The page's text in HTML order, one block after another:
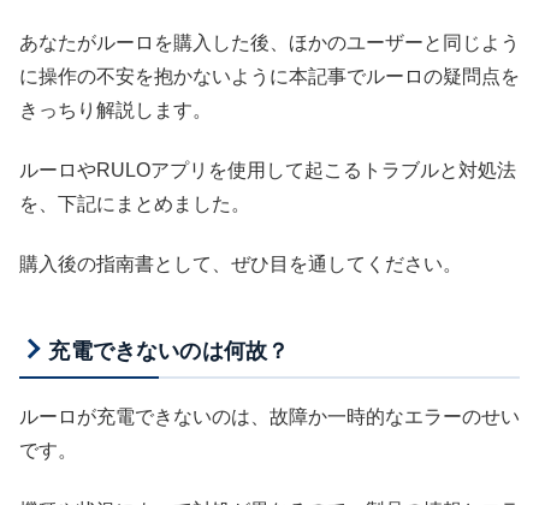
あなたがルーロを購入した後、ほかのユーザーと同じよう
に操作の不安を抱かないように本記事でルーロの疑問点を
きっちり解説します。
ルーロやRULOアプリを使用して起こるトラブルと対処法
を、下記にまとめました。
購入後の指南書として、ぜひ目を通してください。
充電できないのは何故？
ルーロが充電できないのは、故障か一時的なエラーのせい
です。